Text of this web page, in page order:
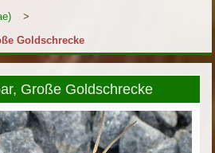
>
Goldschrecke
Große Goldschrecke